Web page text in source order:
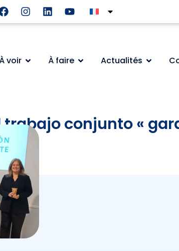
À voir À faire Actualités
conjunto «